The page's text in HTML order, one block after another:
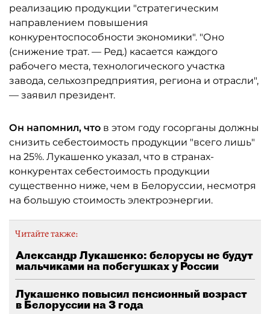
реализацию продукции "стратегическим
направлением повышения
конкурентоспособности экономики". "Оно
(снижение трат. — Ред.) касается каждого
рабочего места, технологического участка
завода, сельхозпредприятия, региона и отрасли",
— заявил президент.
Он напомнил, что в этом году госорганы должны
снизить себестоимость продукции "всего лишь"
на 25%. Лукашенко указал, что в странах-
конкурентах себестоимость продукции
существенно ниже, чем в Белоруссии, несмотря
на большую стоимость электроэнергии.
Читайте также:
Александр Лукашенко: белорусы не будут
мальчиками на побегушках у России
Лукашенко повысил пенсионный возраст
в Белоруссии на 3 года